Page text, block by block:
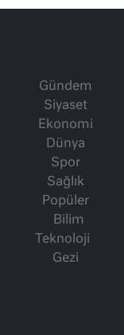
Gündem
Siyaset
Ekonomi
Dünya
Spor
Sağlık
Popüler
Bilim
Teknoloji
Gezi